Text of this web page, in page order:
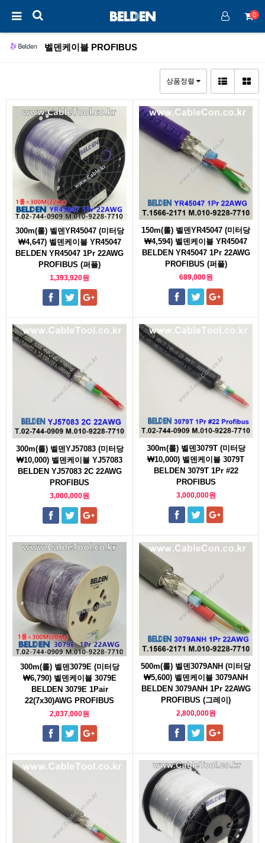
0
벨덴케이블 PROFIBUS
상품정렬
300m(롤) 벨덴YR45047 (미터당
₩4,647) 벨덴케이블 YR45047
BELDEN YR45047 1Pr 22AWG
PROFIBUS (퍼플)
1,393,920원
150m(롤) 벨덴YR45047 (미터당
₩4,594) 벨덴케이블 YR45047
BELDEN YR45047 1Pr 22AWG
PROFIBUS (퍼플)
689,000원
300m(롤) 벨덴YJ57083 (미터당
₩10,000) 벨덴케이블 YJ57083
BELDEN YJ57083 2C 22AWG
PROFIBUS
3,000,000원
300m(롤) 벨덴3079T (미터당
₩10,000) 벨덴케이블 3079T
BELDEN 3079T 1Pr #22
PROFIBUS
3,000,000원
300m(롤) 벨덴3079E (미터당
₩6,790) 벨덴케이블 3079E
BELDEN 3079E 1Pair
22(7x30)AWG PROFIBUS
2,037,000원
500m(롤) 벨덴3079ANH (미터당
₩5,600) 벨덴케이블 3079ANH
BELDEN 3079ANH 1Pr 22AWG
PROFIBUS (그레이)
2,800,000원